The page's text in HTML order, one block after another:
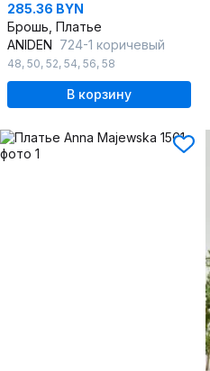
285.36 BYN
Брошь, Платье
ANIDEN 724-1 коричевый
48, 50, 52, 54, 56, 58
В корзину